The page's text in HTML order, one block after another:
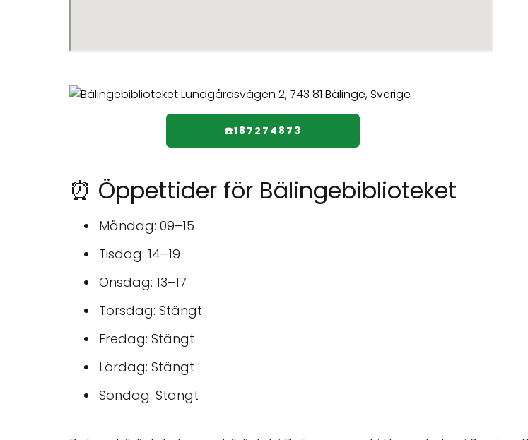
☎️187274873
⏰ Öppettider för Bälingebiblioteket
Måndag: 09–15
Tisdag: 14–19
Onsdag: 13–17
Torsdag: Stängt
Fredag: Stängt
Lördag: Stängt
Söndag: Stängt